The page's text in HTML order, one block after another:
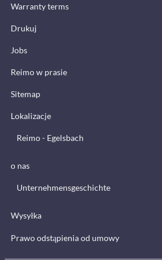
Warranty terms
Drukuj
Jobs
Reimo w prasie
Sitemap
Lokalizacje
Reimo - Egelsbach
o nas
Unternehmensgeschichte
Wysyłka
Prawo odstąpienia od umowy